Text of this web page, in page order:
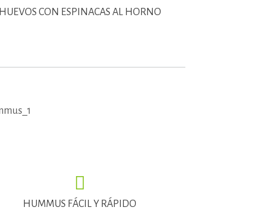
HUEVOS CON ESPINACAS AL HORNO
HUMMUS FÁCIL Y RÁPIDO